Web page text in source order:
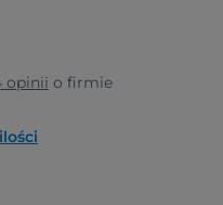
opinii o firmie